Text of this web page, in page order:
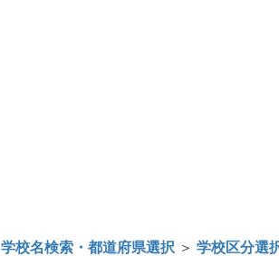
学校名検索・都道府県選択 ＞ 学校区分選